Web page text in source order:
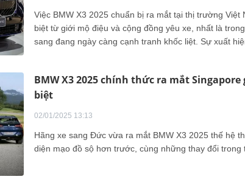
Việc BMW X3 2025 chuẩn bị ra mắt tại thị trường Việt
biệt từ giới mộ điệu và cộng đồng yêu xe, nhất là
sang đang ngày càng cạnh tranh khốc liệt. Sự xuất
BMW X3 2025 chính thức ra mắt
biệt
02/01/2025 13:13
Hãng xe sang Đức vừa ra mắt BMW X3 2025 thế hệ
diện mạo đồ sộ hơn trước, cùng những thay đổi trong